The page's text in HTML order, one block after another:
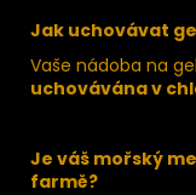
Jak uchovávat
Vaše nádoba na
uchovávána v
Je váš mořský
farmě?